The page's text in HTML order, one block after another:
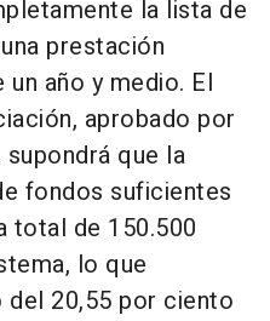
la lista de
prestación
año y medio. El
aprobado por
supondrá que la
fondos suficientes
total de 150.500
lo que
del 20,55 por ciento